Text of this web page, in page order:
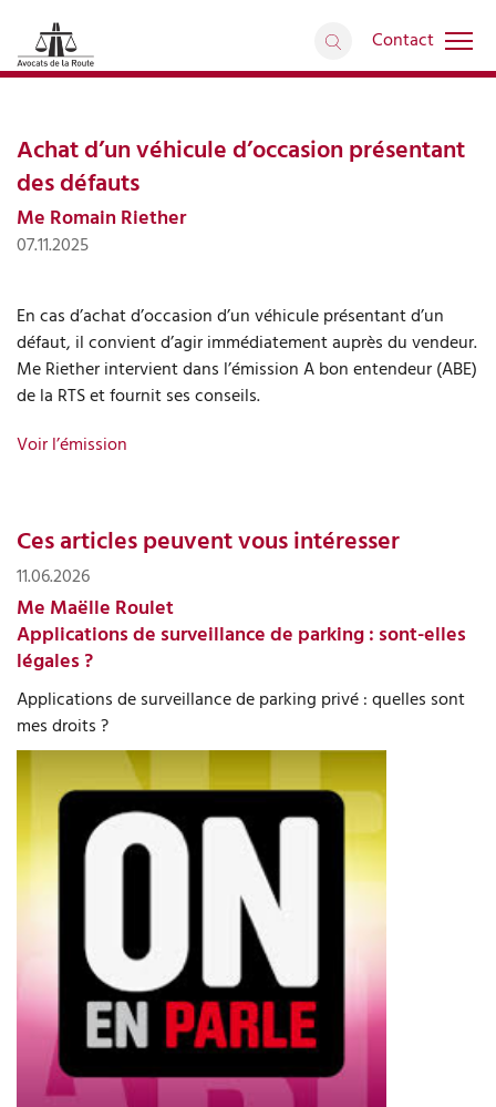
Contact
Interventions médiatiques
retour
Achat d’un véhicule d’occasion présentant
des défauts
Me Romain Riether
07.11.2025
En cas d’achat d’occasion d’un véhicule présentant d’un
défaut, il convient d’agir immédiatement auprès du vendeur.
Me Riether intervient dans l’émission A bon entendeur (ABE)
de la RTS et fournit ses conseils.
Voir l’émission
Ces articles peuvent vous intéresser
11.06.2026
Me Maëlle Roulet
Applications de surveillance de parking : sont-elles
légales ?
Applications de surveillance de parking privé : quelles sont
mes droits ?